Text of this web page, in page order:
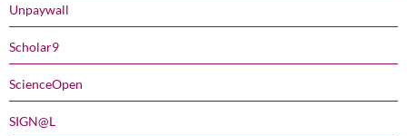
Unpaywall
Scholar9
ScienceOpen
SIGN@L